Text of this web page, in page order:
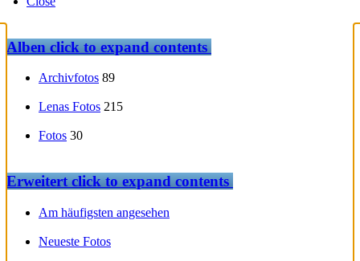
Albenclick to expand contents
Archivfotos 89
Lenas Fotos 215
Fotos 30
Erweitertclick to expand contents
Am häufigsten angesehen
Neueste Fotos